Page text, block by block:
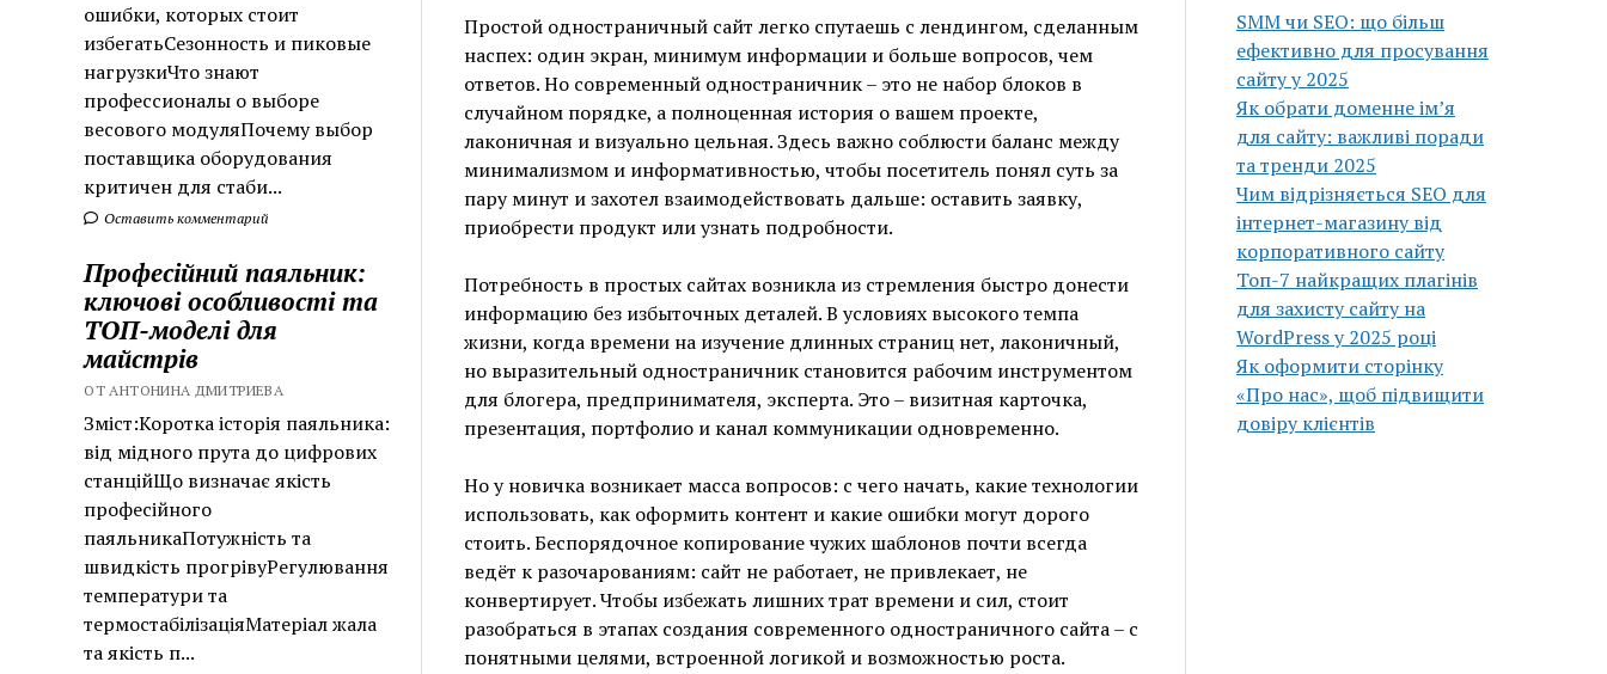
ошибки, которых стоит
избегатьСезонность и пиковые
нагрузкиЧто знают
профессионалы о выборе
весового модуляПочему выбор
поставщика оборудования
критичен для стаби...
Оставить комментарий
Професійний паяльник:
ключові особливості та
ТОП-моделі для
майстрів
ОТ АНТОНИНА ДМИТРИЕВА
Зміст:Коротка історія паяльника:
від мідного прута до цифрових
станційЩо визначає якість
професійного
паяльникаПотужність та
швидкість прогрівуРегулювання
температури та
термостабілізаціяМатеріал жала
та якість п...
Простой одностраничный сайт легко спутаешь с лендингом, сделанным
наспех: один экран, минимум информации и больше вопросов, чем
ответов. Но современный одностраничник – это не набор блоков в
случайном порядке, а полноценная история о вашем проекте,
лаконичная и визуально цельная. Здесь важно соблюсти баланс между
минимализмом и информативностью, чтобы посетитель понял суть за
пару минут и захотел взаимодействовать дальше: оставить заявку,
приобрести продукт или узнать подробности.
Потребность в простых сайтах возникла из стремления быстро донести
информацию без избыточных деталей. В условиях высокого темпа
жизни, когда времени на изучение длинных страниц нет, лаконичный,
но выразительный одностраничник становится рабочим инструментом
для блогера, предпринимателя, эксперта. Это – визитная карточка,
презентация, портфолио и канал коммуникации одновременно.
Но у новичка возникает масса вопросов: с чего начать, какие технологии
использовать, как оформить контент и какие ошибки могут дорого
стоить. Беспорядочное копирование чужих шаблонов почти всегда
ведёт к разочарованиям: сайт не работает, не привлекает, не
конвертирует. Чтобы избежать лишних трат времени и сил, стоит
разобраться в этапах создания современного одностраничного сайта – с
понятными целями, встроенной логикой и возможностью роста.
SMM чи SEO: що більш
ефективно для просування
сайту у 2025
Як обрати доменне ім’я
для сайту: важливі поради
та тренди 2025
Чим відрізняється SEO для
інтернет-магазину від
корпоративного сайту
Топ-7 найкращих плагінів
для захисту сайту на
WordPress у 2025 році
Як оформити сторінку
«Про нас», щоб підвищити
довіру клієнтів